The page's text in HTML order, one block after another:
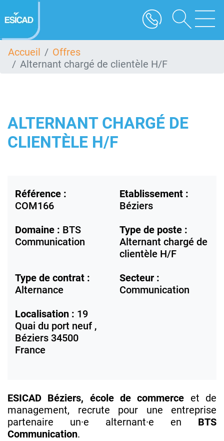
au
contenu
Accueil
Offres
Alternant chargé de clientèle H/F
ALTERNANT CHARGÉ DE
CLIENTÈLE H/F
Référence :
COM166
Etablissement :
Béziers
Domaine : BTS
Communication
Type de poste :
Alternant chargé de
clientèle H/F
Type de contrat :
Alternance
Secteur :
Communication
Localisation : 19
Quai du port neuf ,
Béziers 34500
France
ESICAD Béziers, école de commerce et de
management, recrute pour une entreprise
partenaire un·e alternant·e en BTS
Communication.